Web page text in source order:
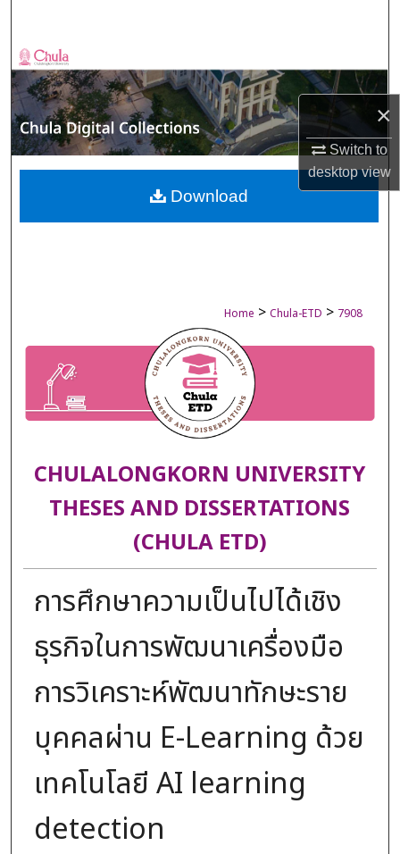
×
Switch to
desktopview
Browse Collections
My Account
About
Digital Commons Network™
Home > Chula-ETD > 7908
CHULALONGKORN UNIVERSITY
THESES AND DISSERTATIONS
(CHULA ETD)
การศึกษาความเป็นไปได้เชิง
ธุรกิจในการพัฒนาเครื่องมือ
การวิเคราะห์พัฒนาทักษะราย
บุคคลผ่าน E-Learning ด้วย
เทคโนโลยี AI learning
detection
Download